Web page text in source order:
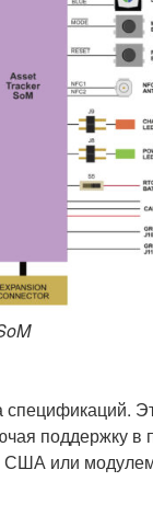
поддержку
или